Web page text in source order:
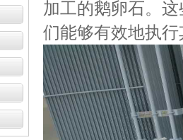
加工的鹅卵石。
们能够有效地执